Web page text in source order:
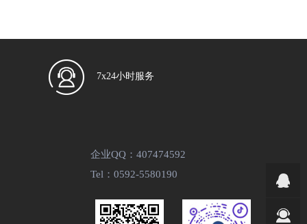
7x24小时服务
企业QQ：407474592
Tel：0592-5580190